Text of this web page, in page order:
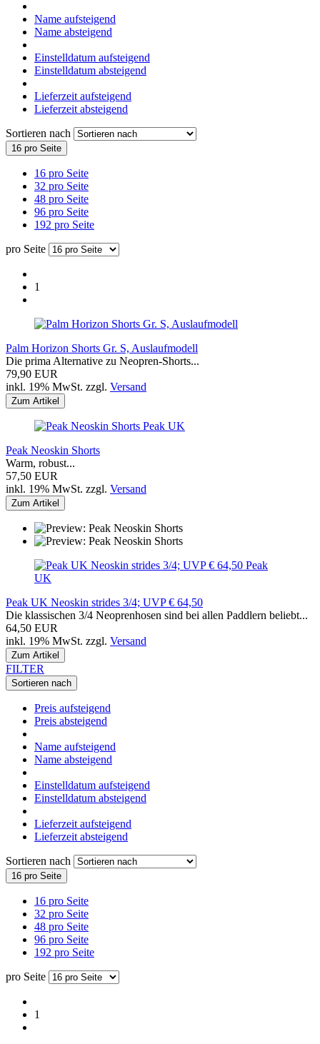
Name aufsteigend
Name absteigend
Einstelldatum aufsteigend
Einstelldatum absteigend
Lieferzeit aufsteigend
Lieferzeit absteigend
Sortieren nach
16 pro Seite
16 pro Seite
32 pro Seite
48 pro Seite
96 pro Seite
192 pro Seite
pro Seite
1
Palm Horizon Shorts Gr. S, Auslaufmodell
Die prima Alternative zu Neopren-Shorts...
79,90 EUR
inkl. 19% MwSt. zzgl. Versand
Zum Artikel
Peak UK
Peak Neoskin Shorts
Warm, robust...
57,50 EUR
inkl. 19% MwSt. zzgl. Versand
Zum Artikel
Peak
UK
Peak UK Neoskin strides 3/4; UVP € 64,50
Die klassischen 3/4 Neoprenhosen sind bei allen Paddlern beliebt...
64,50 EUR
inkl. 19% MwSt. zzgl. Versand
Zum Artikel
FILTER
Sortieren nach
Preis aufsteigend
Preis absteigend
Name aufsteigend
Name absteigend
Einstelldatum aufsteigend
Einstelldatum absteigend
Lieferzeit aufsteigend
Lieferzeit absteigend
Sortieren nach
16 pro Seite
16 pro Seite
32 pro Seite
48 pro Seite
96 pro Seite
192 pro Seite
pro Seite
1